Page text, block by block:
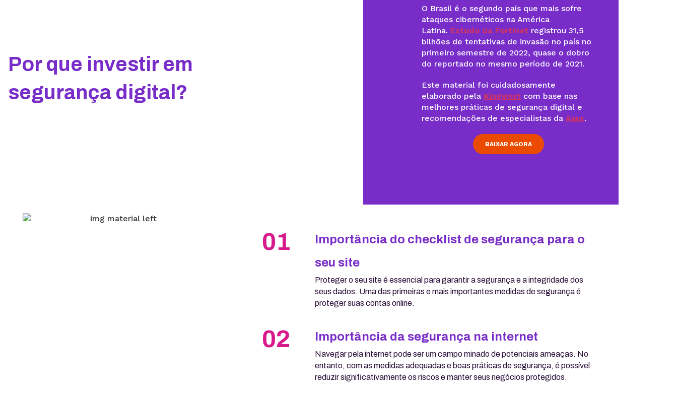
Por que investir em
segurança digital?
O Brasil é o segundo país que mais sofre
ataques cibernéticos na América
Latina. Estudo da Fortinet registrou 31,5
bilhões de tentativas de invasão no país no
primeiro semestre de 2022, quase o dobro
do reportado no mesmo período de 2021.
Este material foi cuidadosamente
elaborado pela KingHost com base nas
melhores práticas de segurança digital e
recomendações de especialistas daAxur.
BAIXAR AGORA
01
Importância do checklist de segurança para o
seu site
Proteger o seu site é essencial para garantir a segurança e a integridade dos
seus dados. Uma das primeiras e mais importantes medidas de segurança é
proteger suas contas online.
02 Importância da segurança na internet
Navegar pela internet pode ser um campo minado de potenciais ameaças. No
entanto, com as medidas adequadas e boas práticas de segurança, é possível
reduzir significativamente os riscos e manter seus negócios protegidos.